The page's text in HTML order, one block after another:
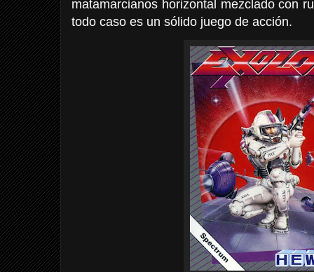
matamarcianos horizontal mezclado con
todo caso es un sólido juego de acción.